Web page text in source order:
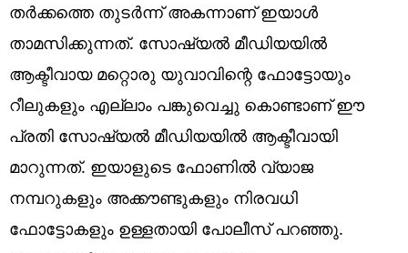
world
Technology
Religion
Web Story
Photo
Short Videos
തർക്കത്തെ തുടർന്ന് അകന്നാണ് ഇയാൾ
താമസിക്കുന്നത്. സോഷ്യൽ മീഡിയയിൽ
ആക്ടീവായ മറ്റൊരു യുവാവിന്റെ ഫോട്ടോയും
റീലുകളും എല്ലാം പങ്കുവെച്ചു കൊണ്ടാണ് ഈ
പ്രതി സോഷ്യൽ മീഡിയയിൽ ആക്ടീവായി
മാറുന്നത്. ഇയാളുടെ ഫോണിൽ വ്യാജ
നമ്പറുകളും അക്കൗണ്ടുകളും നിരവധി
ഫോട്ടോകളും ഉള്ളതായി പോലീസ് പറഞ്ഞു.